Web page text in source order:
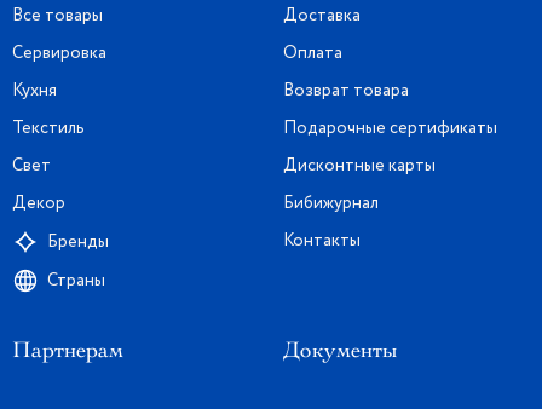
Все товары
Сервировка
Кухня
Текстиль
Свет
Декор
Бренды
Страны
Доставка
Оплата
Возврат товара
Подарочные сертификаты
Дисконтные карты
Бибижурнал
Контакты
Партнерам Документы